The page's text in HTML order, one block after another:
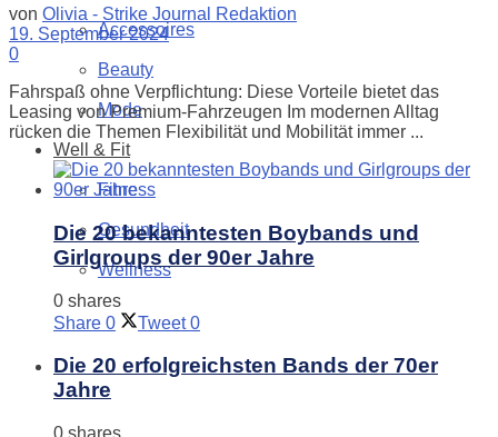
Accessoires
Beauty
Mode
Well & Fit
Fitness
Gesundheit
Wellness
von Olivia - Strike Journal Redaktion
19. September 2024
0
Fahrspaß ohne Verpflichtung: Diese Vorteile bietet das
Leasing von Premium-Fahrzeugen Im modernen Alltag
rücken die Themen Flexibilität und Mobilität immer ...
Die 20 bekanntesten Boybands und
Girlgroups der 90er Jahre
0 shares
Share 0 Tweet 0
Die 20 erfolgreichsten Bands der 70er
Jahre